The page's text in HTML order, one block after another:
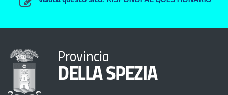
Provincia
DELLA SPEZIA